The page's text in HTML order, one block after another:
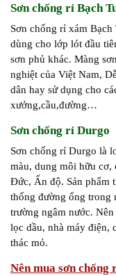
Sơn chống rỉ Bạch
Sơn chống rỉ xám
dùng cho lớp lót đầu
sơn phủ khác. Màng
nghiệt của Việt Nam,
dân hay sử dụng cho
xưởng,cầu,đường…
Sơn chống rỉ Durgo
Sơn chống rỉ Durgo là
màu, dung môi hữu cơ,
Đức, Ấn độ. Sản phẩm
thống đường ống trong
trường ngâm nước.
lọc dầu, nhà máy điện,
thác mỏ.
Nên mua sơn chống